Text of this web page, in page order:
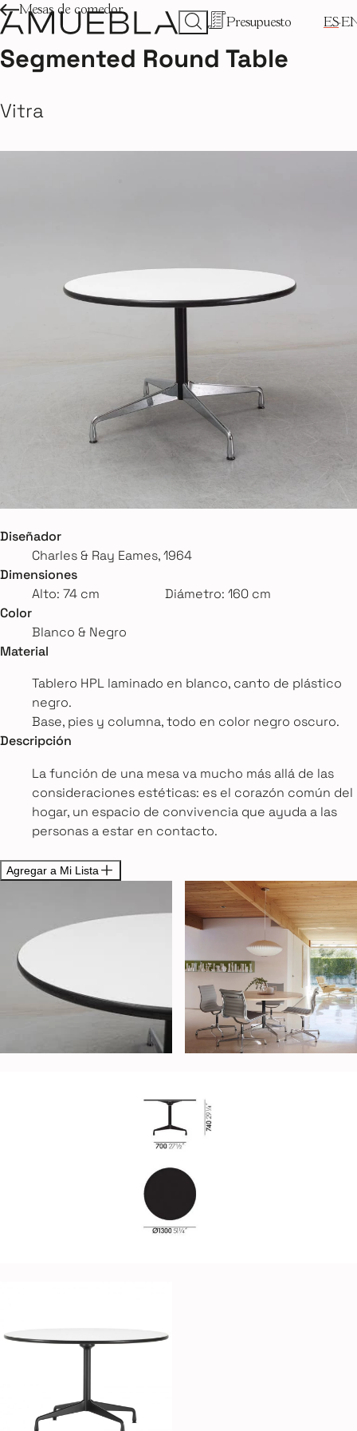
Presupuesto ES
Mesas de comedor
Segmented Round Table
Vitra
Diseñador
Charles & Ray Eames, 1964
Dimensiones
Alto: 74 cm
Diámetro: 160 cm
Color
Blanco & Negro
Material
Tablero HPL laminado en blanco, canto de plástico
negro.
Base, pies y columna, todo en color negro oscuro.
Descripción
La función de una mesa va mucho más allá de las
consideraciones estéticas: es el corazón común del
hogar, un espacio de convivencia que ayuda a las
personas a estar en contacto.
Agregar a Mi Lista